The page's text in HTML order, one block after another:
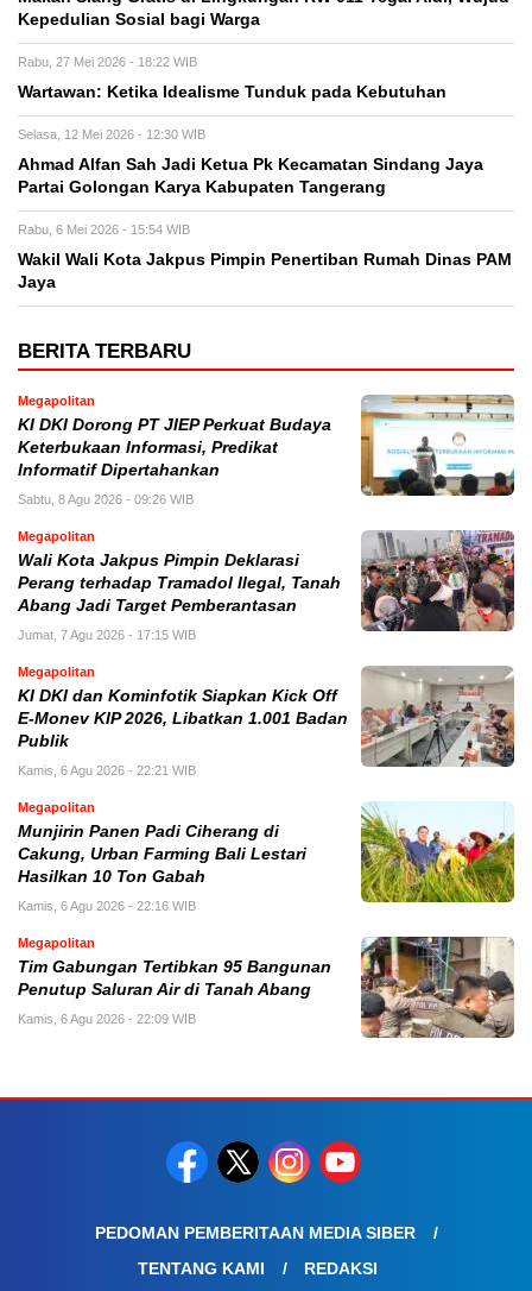
Kepedulian Sosial bagi Warga
Rabu, 27 Mei 2026 - 18:22 WIB
Wartawan: Ketika Idealisme Tunduk pada Kebutuhan
Selasa, 12 Mei 2026 - 12:30 WIB
‎Ahmad Alfan Sah Jadi Ketua Pk Kecamatan Sindang Jaya
Partai Golongan Karya Kabupaten Tangerang
Rabu, 6 Mei 2026 - 15:54 WIB
Wakil Wali Kota Jakpus Pimpin Penertiban Rumah Dinas PAM
Jaya
BERITA TERBARU
Megapolitan
KI DKI Dorong PT JIEP Perkuat Budaya
Keterbukaan Informasi, Predikat
Informatif Dipertahankan
Sabtu, 8 Agu 2026 - 09:26 WIB
Megapolitan
Wali Kota Jakpus Pimpin Deklarasi
Perang terhadap Tramadol Ilegal, Tanah
Abang Jadi Target Pemberantasan
Jumat, 7 Agu 2026 - 17:15 WIB
Megapolitan
KI DKI dan Kominfotik Siapkan Kick Off
E-Monev KIP 2026, Libatkan 1.001 Badan
Publik
Kamis, 6 Agu 2026 - 22:21 WIB
Megapolitan
Munjirin Panen Padi Ciherang di
Cakung, Urban Farming Bali Lestari
Hasilkan 10 Ton Gabah
Kamis, 6 Agu 2026 - 22:16 WIB
Megapolitan
Tim Gabungan Tertibkan 95 Bangunan
Penutup Saluran Air di Tanah Abang
Kamis, 6 Agu 2026 - 22:09 WIB
PEDOMAN PEMBERITAAN MEDIA SIBER
TENTANG KAMI
REDAKSI